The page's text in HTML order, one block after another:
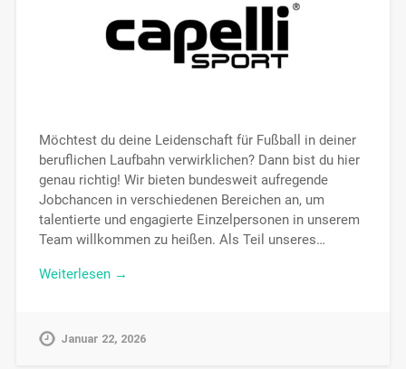
Möchtest du deine Leidenschaft für Fußball in deiner
beruflichen Laufbahn verwirklichen? Dann bist du hier
genau richtig! Wir bieten bundesweit aufregende
Jobchancen in verschiedenen Bereichen an, um
talentierte und engagierte Einzelpersonen in unserem
Team willkommen zu heißen. Als Teil unseres…
Weiterlesen →
Januar 22, 2026